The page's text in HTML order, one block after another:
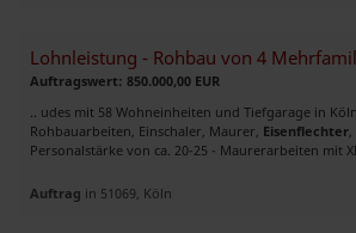
Auftragswert: 850.000,00 EUR
.. udes mit 58 Wohneinheiten und Tiefgarage in
Rohbauarbeiten, Einschaler, Maurer, Eisenflechter
Personalstärke von ca. 20-25 - Maurerarbeiten mit
Auftrag in 51069, Köln